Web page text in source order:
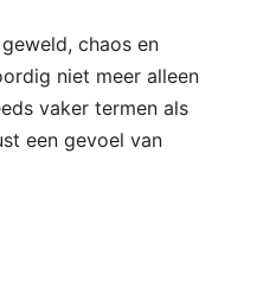
chaos en
niet meer alleen
vaker termen als
een gevoel van